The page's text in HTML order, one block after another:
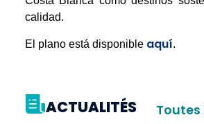
calidad.
El plano está disponible aquí.
ACTUALITÉS Toutes